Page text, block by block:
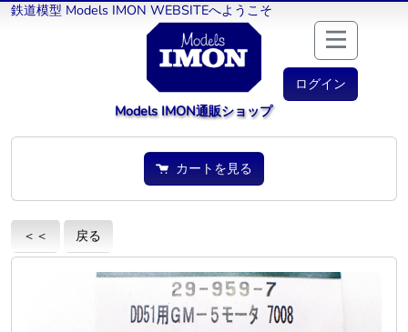
鉄道模型 Models IMON WEBSITEへようこそ
ログイン
Models IMON通販ショップ
カートを見る
＜＜ 戻る